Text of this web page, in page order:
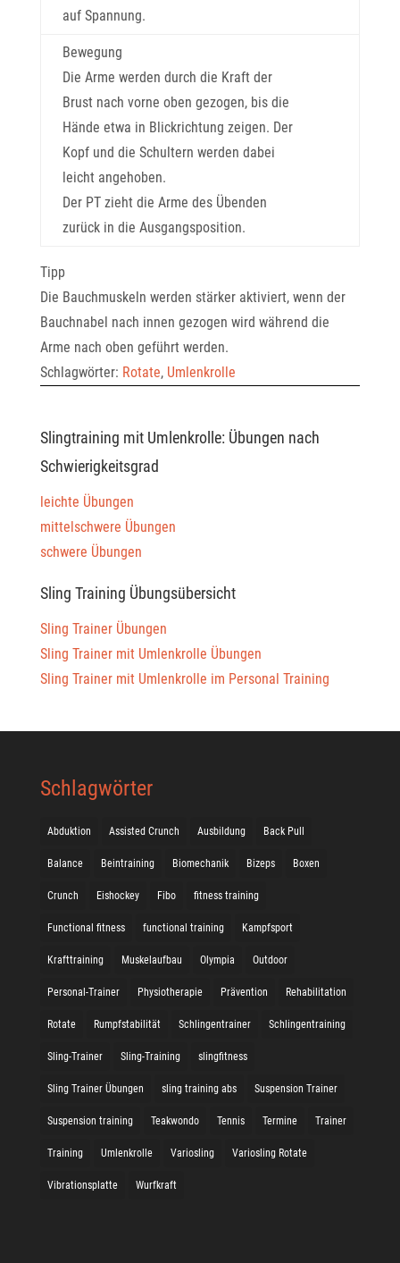
auf Spannung.
Bewegung
Die Arme werden durch die Kraft der
Brust nach vorne oben gezogen, bis die
Hände etwa in Blickrichtung zeigen. Der
Kopf und die Schultern werden dabei
leicht angehoben.
Der PT zieht die Arme des Übenden
zurück in die Ausgangsposition.
Tipp
Die Bauchmuskeln werden stärker aktiviert, wenn der
Bauchnabel nach innen gezogen wird während die
Arme nach oben geführt werden.
Schlagwörter: Rotate, Umlenkrolle
Slingtraining mit Umlenkrolle: Übungen nach
Schwierigkeitsgrad
leichte Übungen
mittelschwere Übungen
schwere Übungen
Sling Training Übungsübersicht
Sling Trainer Übungen
Sling Trainer mit Umlenkrolle Übungen
Sling Trainer mit Umlenkrolle im Personal Training
Schlagwörter
Abduktion Assisted Crunch Ausbildung Back Pull
Balance Beintraining Biomechanik Bizeps Boxen
Crunch Eishockey Fibo fitness training
Functional fitness functional training Kampfsport
Krafttraining Muskelaufbau Olympia Outdoor
Personal-Trainer Physiotherapie Prävention Rehabilitation
Rotate Rumpfstabilität Schlingentrainer Schlingentraining
Sling-Trainer Sling-Training slingfitness
Sling Trainer Übungen sling training abs Suspension Trainer
Suspension training Teakwondo Tennis Termine Trainer
Training Umlenkrolle Variosling Variosling Rotate
Vibrationsplatte Wurfkraft